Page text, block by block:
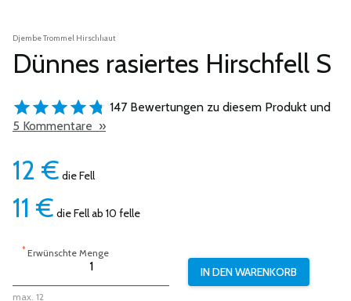
Djembe Trommel Hirschhaut
Dünnes rasiertes Hirschfell S
147 Bewertungen zu diesem Produkt und
5 Kommentare »
12 € die Fell
11 € die Fell ab 10 felle
*Erwünschte Menge
max. 12